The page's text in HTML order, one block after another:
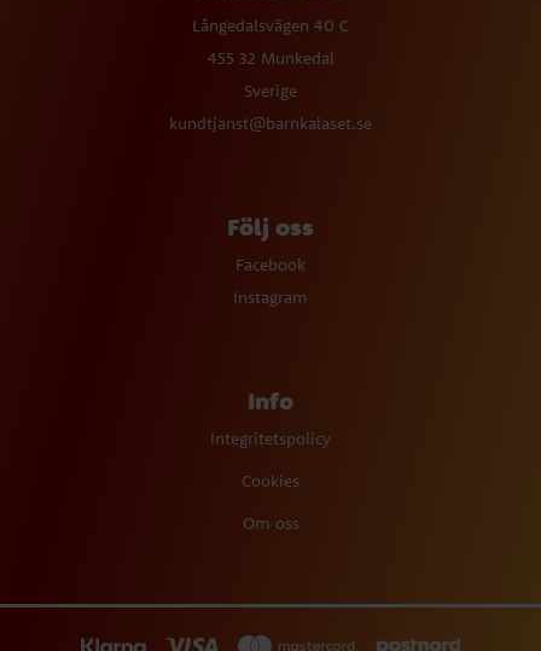
Långedalsvägen 40 C
455 32 Munkedal
Sverige
kundtjanst@barnkalaset.se
Följ oss
Facebook
Instagram
Info
Integritetspolicy
Cookies
Om oss